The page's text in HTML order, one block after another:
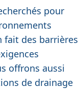
pour
fait des barrières
offrons aussi
de drainage